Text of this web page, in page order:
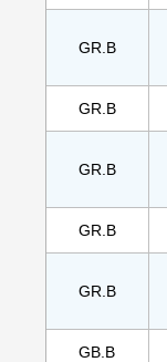
GR.B
GR.B
GR.B
GR.B
GR.B
GB.B